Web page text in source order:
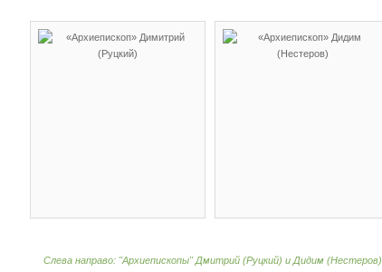
Слева направо: "Архиепископы" Дмитрий (Руцкий) и Дидим (Нестеров)